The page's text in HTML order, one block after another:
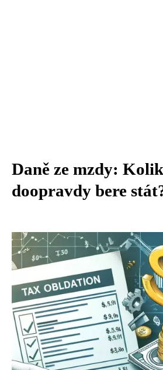
Daně ze mzdy:
doopravdy bere